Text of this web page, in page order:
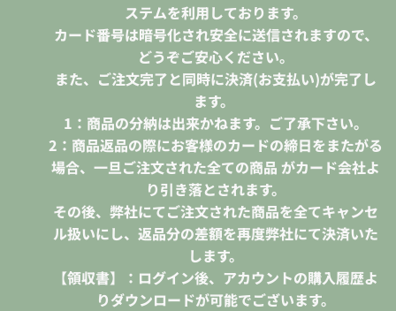
ステムを利用しております。
カード番号は暗号化され安全に送信されますので、
どうぞご安心ください。
また、ご注文完了と同時に決済(お支払い)が完了し
ます。
1：商品の分納は出来かねます。ご了承下さい。
2：商品返品の際にお客様のカードの締日をまたがる
場合、一旦ご注文された全ての商品 がカード会社よ
り引き落とされます。
その後、弊社にてご注文された商品を全てキャンセ
ル扱いにし、返品分の差額を再度弊社にて決済いた
します。
【領収書】：ログイン後、アカウントの購入履歴よ
りダウンロードが可能でございます。